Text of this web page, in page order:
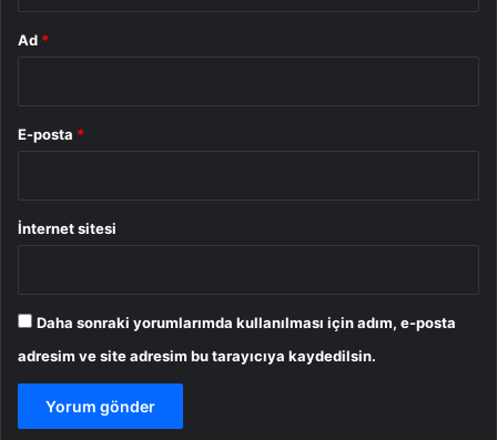
Ad *
E-posta *
İnternet sitesi
Daha sonraki yorumlarımda kullanılması için adım, e-posta
adresim ve site adresim bu tarayıcıya kaydedilsin.